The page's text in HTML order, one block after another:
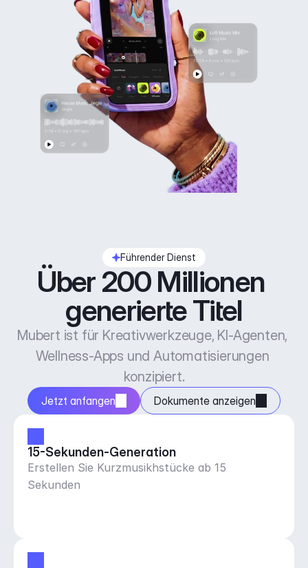
Führender Dienst
Über 200 Millionen
generierte Titel
Mubert ist für Kreativwerkzeuge, KI-Agenten,
Wellness-Apps und Automatisierungen
konzipiert.
Jetzt anfangen Dokumente anzeigen
15-Sekunden-Generation
Erstellen Sie Kurzmusikhstücke ab 15
Sekunden